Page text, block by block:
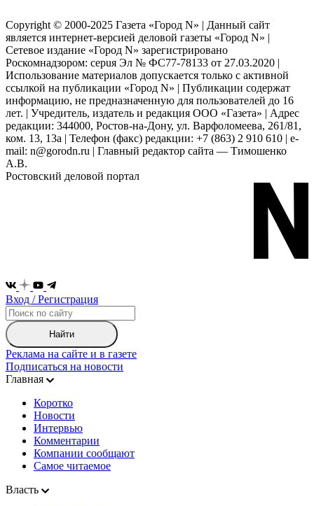
Copyright © 2000-2025 Газета «Город N» | Данный сайт
является интернет-версией деловой газеты «Город N» |
Сетевое издание «Город N» зарегистрировано
Роскомнадзором: серuя Эл № ФС77-78133 от 27.03.2020 |
Использование материалов допускается только с активной
ссылкой на публикации «Город N» | Публикации содержат
информацию, не предназначенную для пользователей до 16
лет. | Учредитель, издатель и редакция ООО «Газета» | Адрес
редакции: 344000, Ростов-на-Дону, ул. Варфоломеева, 261/81,
ком. 13, 13а | Телефон (факс) редакции: +7 (863) 2 910 610 | e-
mail: n@gorodn.ru | Главный редактор сайта — Тимошенко
А.В.
Ростовский деловой портал
Вход / Регистрация
Найти
Реклама на сайте и в газете
Подписаться на новости
Главная
Коротко
Новости
Интервью
Комментарии
Компании сообщают
Самое читаемое
Власть